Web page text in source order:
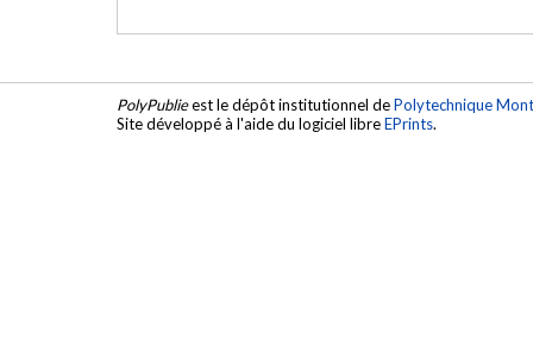
PolyPublieest le dépôt institutionnel dePolytechnique
Site développé à l'aide du logiciel libreEPrints.